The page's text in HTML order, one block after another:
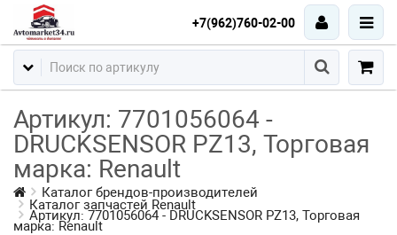
+7(962)760-02-00
Артикул: 7701056064 -
DRUCKSENSOR PZ13, Торговая
марка: Renault
Каталог брендов-производителей
Каталог запчастей Renault
Артикул: 7701056064 - DRUCKSENSOR PZ13, Торговая
марка: Renault